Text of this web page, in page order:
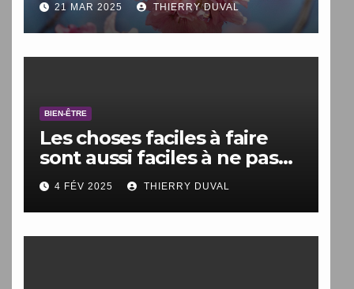
21 MAR 2025 THIERRY DUVAL
BIEN-ÊTRE
Les choses faciles à faire
sont aussi faciles à ne pas
faire.
4 FÉV 2025 THIERRY DUVAL